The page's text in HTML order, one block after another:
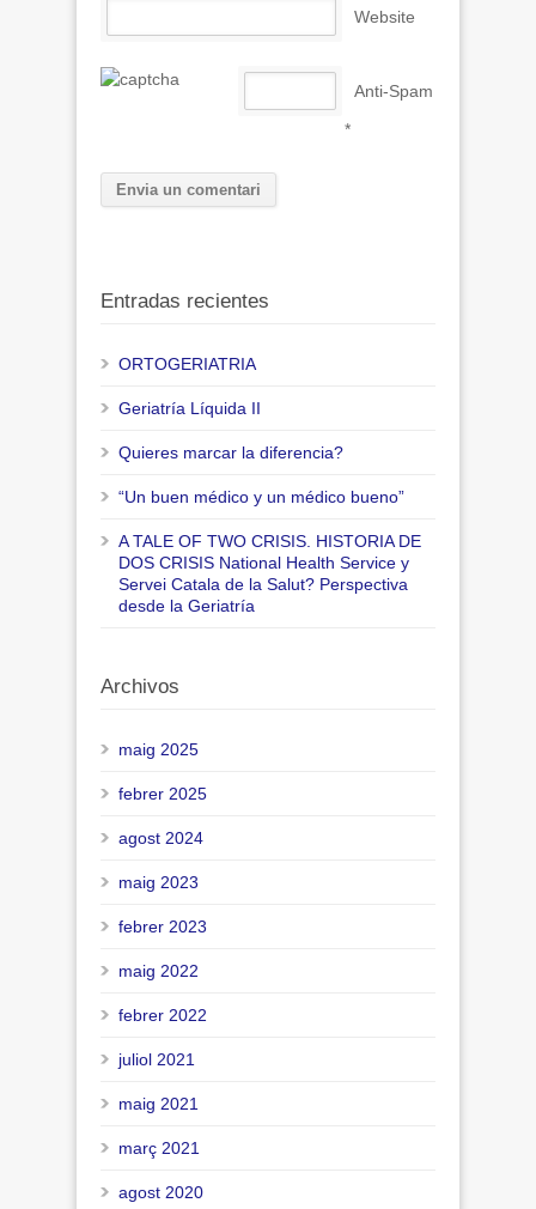
Website
Anti-Spam
*
Entradas recientes
ORTOGERIATRIA
Geriatría Líquida II
Quieres marcar la diferencia?
“Un buen médico y un médico bueno”
A TALE OF TWO CRISIS. HISTORIA DE
DOS CRISIS National Health Service y
Servei Catala de la Salut? Perspectiva
desde la Geriatría
Archivos
maig 2025
febrer 2025
agost 2024
maig 2023
febrer 2023
maig 2022
febrer 2022
juliol 2021
maig 2021
març 2021
agost 2020